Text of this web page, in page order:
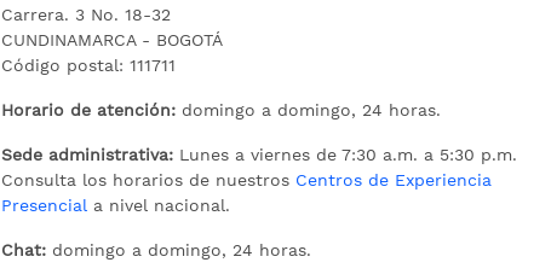
Carrera. 3 No. 18-32
CUNDINAMARCA - BOGOTÁ
Código postal: 111711
Horario de atención: domingo a domingo, 24 horas.
Sede administrativa: Lunes a viernes de 7:30 a.m. a 5:30 p.m.
Consulta los horarios de nuestros Centros de Experiencia
Presencial a nivel nacional.
Chat: domingo a domingo, 24 horas.